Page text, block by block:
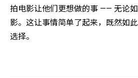
拍电影让他们更想做的事 —— 无论
影。这让事情简单了起来，既然如
选择。